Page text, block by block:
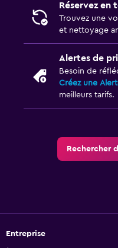
Réservez
Trouvez une
et nettoyage
Alertes de
Besoin de
Créez une
meilleurs tarifs.
Rechercher
Entreprise